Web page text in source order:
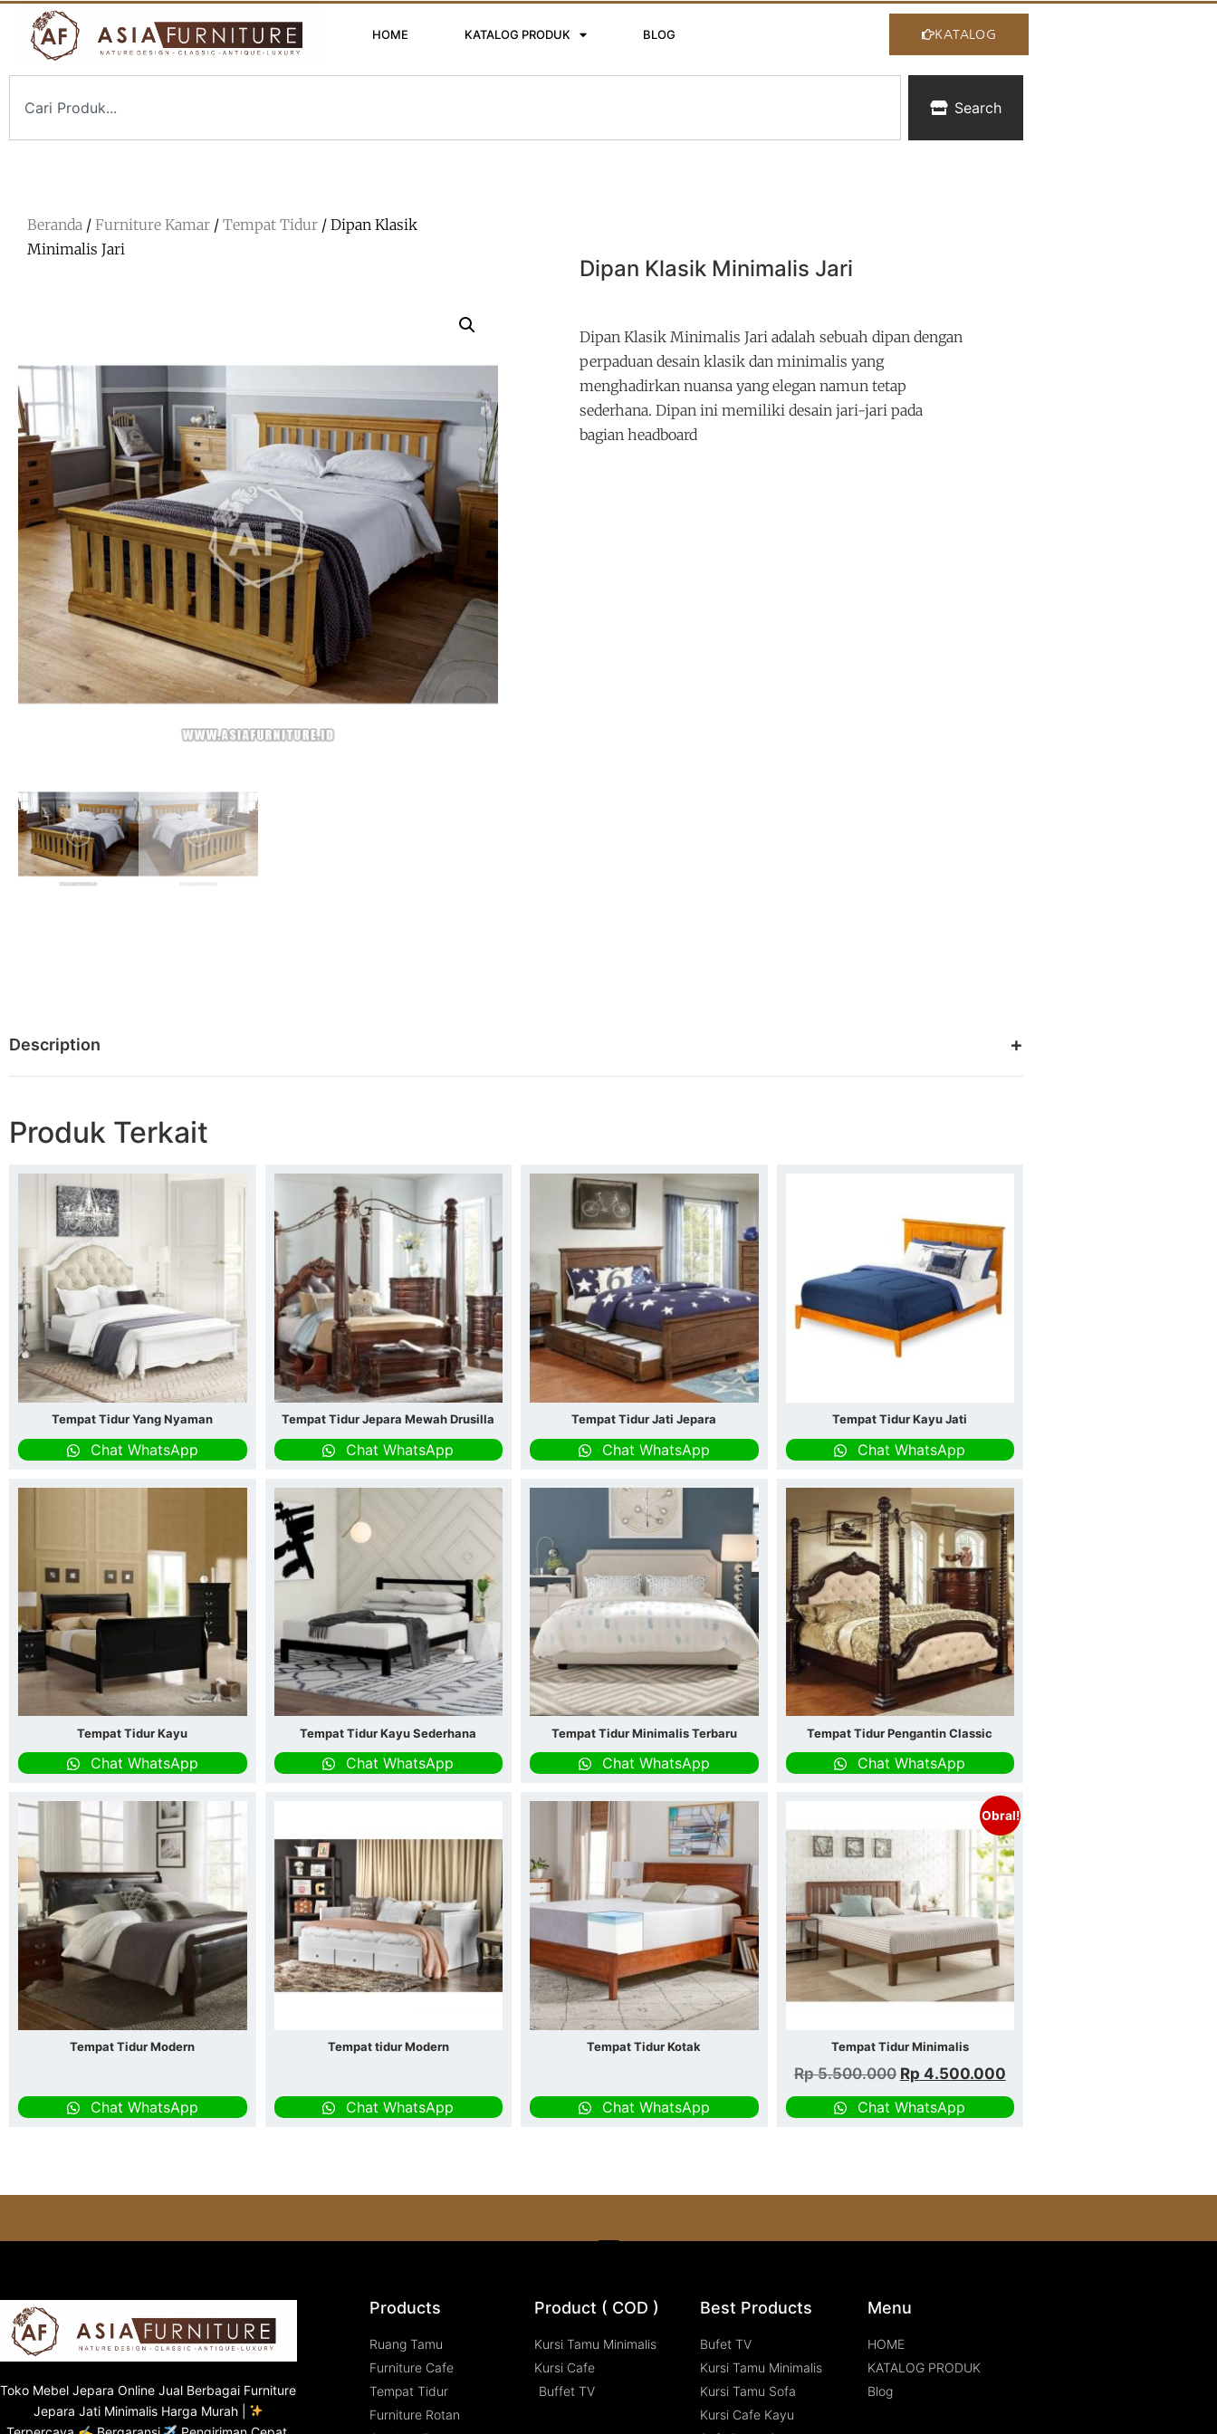
HOME KATALOG PRODUK BLOG KATALOG
Search
Beranda / Furniture Kamar / Tempat Tidur / Dipan Klasik
Minimalis Jari
Dipan Klasik Minimalis Jari
Dipan Klasik Minimalis Jari adalah sebuah dipan dengan
perpaduan desain klasik dan minimalis yang
menghadirkan nuansa yang elegan namun tetap
sederhana. Dipan ini memiliki desain jari-jari pada
bagian headboard
Description
Produk Terkait
Tempat Tidur Yang Nyaman
Chat WhatsApp
Tempat Tidur Jepara Mewah Drusilla
Chat WhatsApp
Tempat Tidur Jati Jepara
Chat WhatsApp
Tempat Tidur Kayu Jati
Chat WhatsApp
Tempat Tidur Kayu
Chat WhatsApp
Tempat Tidur Kayu Sederhana
Chat WhatsApp
Tempat Tidur Minimalis Terbaru
Chat WhatsApp
Tempat Tidur Pengantin Classic
Chat WhatsApp
Tempat Tidur Modern
Chat WhatsApp
Tempat tidur Modern
Chat WhatsApp
Tempat Tidur Kotak
Chat WhatsApp
Obral!
Tempat Tidur Minimalis
Rp5.500.000 Rp 4.500.000
Chat WhatsApp
Toko Mebel Jepara Online Jual Berbagai Furniture
Jepara Jati Minimalis Harga Murah |
Products
Ruang Tamu
Furniture Cafe
Tempat Tidur
Furniture Rotan
Product ( COD )
Kursi Tamu Minimalis
Kursi Cafe
Buffet TV
Best Products
Bufet TV
Kursi Tamu Minimalis
Kursi Tamu Sofa
Kursi Cafe Kayu
Menu
HOME
KATALOG PRODUK
Blog